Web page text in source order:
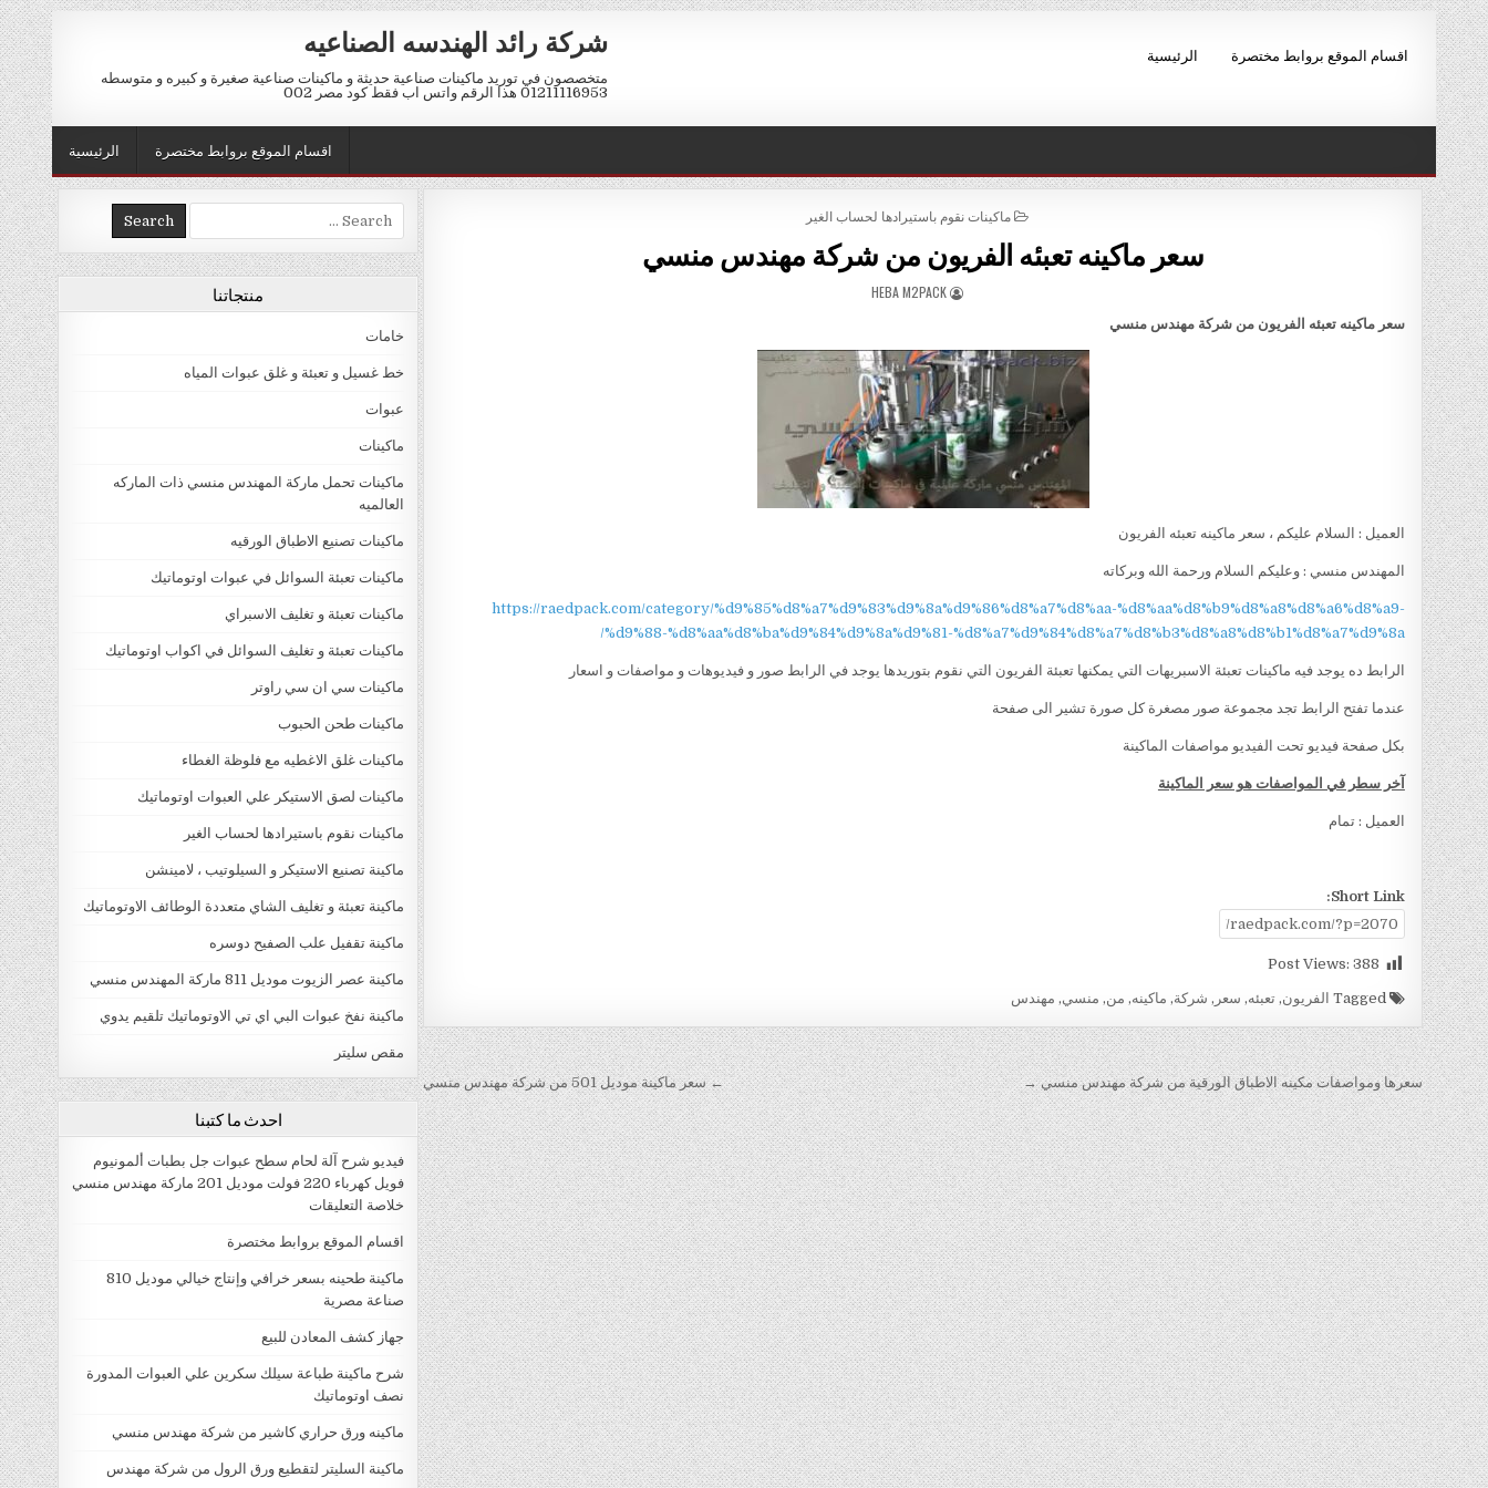
Skip to content
شركة رائد الهندسه الصناعيه
متخصصون في توريد ماكينات صناعية حديثة و ماكينات صناعية صغيرة و كبيره و متوسطه
01211116953 هذا الرقم واتس اب فقط كود مصر 002
الرئيسية اقسام الموقع بروابط مختصرة
الرئيسية اقسام الموقع بروابط مختصرة
POSTED IN
ماكينات نقوم باستيرادها لحساب الغير
سعر ماكينه تعبئه الفريون من شركة مهندس منسي
AUTHOR:
HEBA M2PACK
سعر ماكينه تعبئه الفريون من شركة مهندس منسي
العميل : السلام عليكم ، سعر ماكينه تعبئه الفريون
المهندس منسي : وعليكم السلام ورحمة الله وبركاته
https://raedpack.com/category/%d9%85%d8%a7%d9%83%d9%8a%d9%86%d8%a7%d8%aa-%d8%aa%d8%b9%d8%a8%d8%a6%d8%a9-
%d9%88-%d8%aa%d8%ba%d9%84%d9%8a%d9%81-%d8%a7%d9%84%d8%a7%d8%b3%d8%a8%d8%b1%d8%a7%d9%8a/
الرابط ده يوجد فيه ماكينات تعبئة الاسبريهات التي يمكنها تعبئة الفريون التي نقوم بتوريدها يوجد في الرابط صور و فيديوهات و مواصفات و اسعار
عندما تفتح الرابط تجد مجموعة صور مصغرة كل صورة تشير الى صفحة
بكل صفحة فيديو تحت الفيديو مواصفات الماكينة
آخر سطر في المواصفات هو سعر الماكينة
العميل : تمام
Short Link:
Post Views: 388
Tagged الفريون,تعبئه, سعر , شركة, ماكينه, من, منسي, مهندس
تصفّح المقالات ← سعر ماكينة موديل 501 من شركة مهندس منسي سعرها ومواصفات مكينه الاطباق الورقية من شركة مهندس منسي →
Search for:
منتجاتنا
خامات
خط غسيل و تعبئة و غلق عبوات المياه
عبوات
ماكينات
ماكينات تحمل ماركة المهندس منسي ذات الماركه
العالميه
ماكينات تصنيع الاطباق الورقيه
ماكينات تعبئة السوائل في عبوات اوتوماتيك
ماكينات تعبئة و تغليف الاسبراي
ماكينات تعبئة و تغليف السوائل في اكواب اوتوماتيك
ماكينات سي ان سي راوتر
ماكينات طحن الحبوب
ماكينات غلق الاغطيه مع فلوظة الغطاء
ماكينات لصق الاستيكر علي العبوات اوتوماتيك
ماكينات نقوم باستيرادها لحساب الغير
ماكينة تصنيع الاستيكر و السيلوتيب ، لامينشن
ماكينة تعبئة و تغليف الشاي متعددة الوطائف الاوتوماتيك
ماكينة تقفيل علب الصفيح دوسره
ماكينة عصر الزيوت موديل 811 ماركة المهندس منسي
ماكينة نفخ عبوات البي اي تي الاوتوماتيك تلقيم يدوي
مقص سليتر
احدث ما كتبنا
فيديو شرح آلة لحام سطح عبوات جل بطبات ألمونيوم
فويل كهرباء 220 فولت موديل 201 ماركة مهندس منسي
خلاصة التعليقات
اقسام الموقع بروابط مختصرة
ماكينة طحينه بسعر خرافي وإنتاج خيالي موديل 810
صناعة مصرية
جهاز كشف المعادن للبيع
شرح ماكينة طباعة سيلك سكرين علي العبوات المدورة
نصف اوتوماتيك
ماكينه ورق حراري كاشير من شركة مهندس منسي
ماكينة السليتر لتقطيع ورق الرول من شركة مهندس